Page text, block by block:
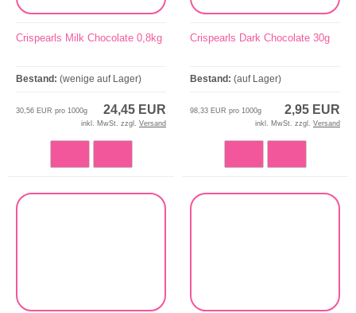
Crispearls Milk Chocolate 0,8kg
Bestand: (wenige auf Lager)
24,45 EUR
30,56 EUR pro 1000g
inkl. MwSt. zzgl. Versand
Crispearls Dark Chocolate 30g
Bestand: (auf Lager)
2,95 EUR
98,33 EUR pro 1000g
inkl. MwSt. zzgl. Versand